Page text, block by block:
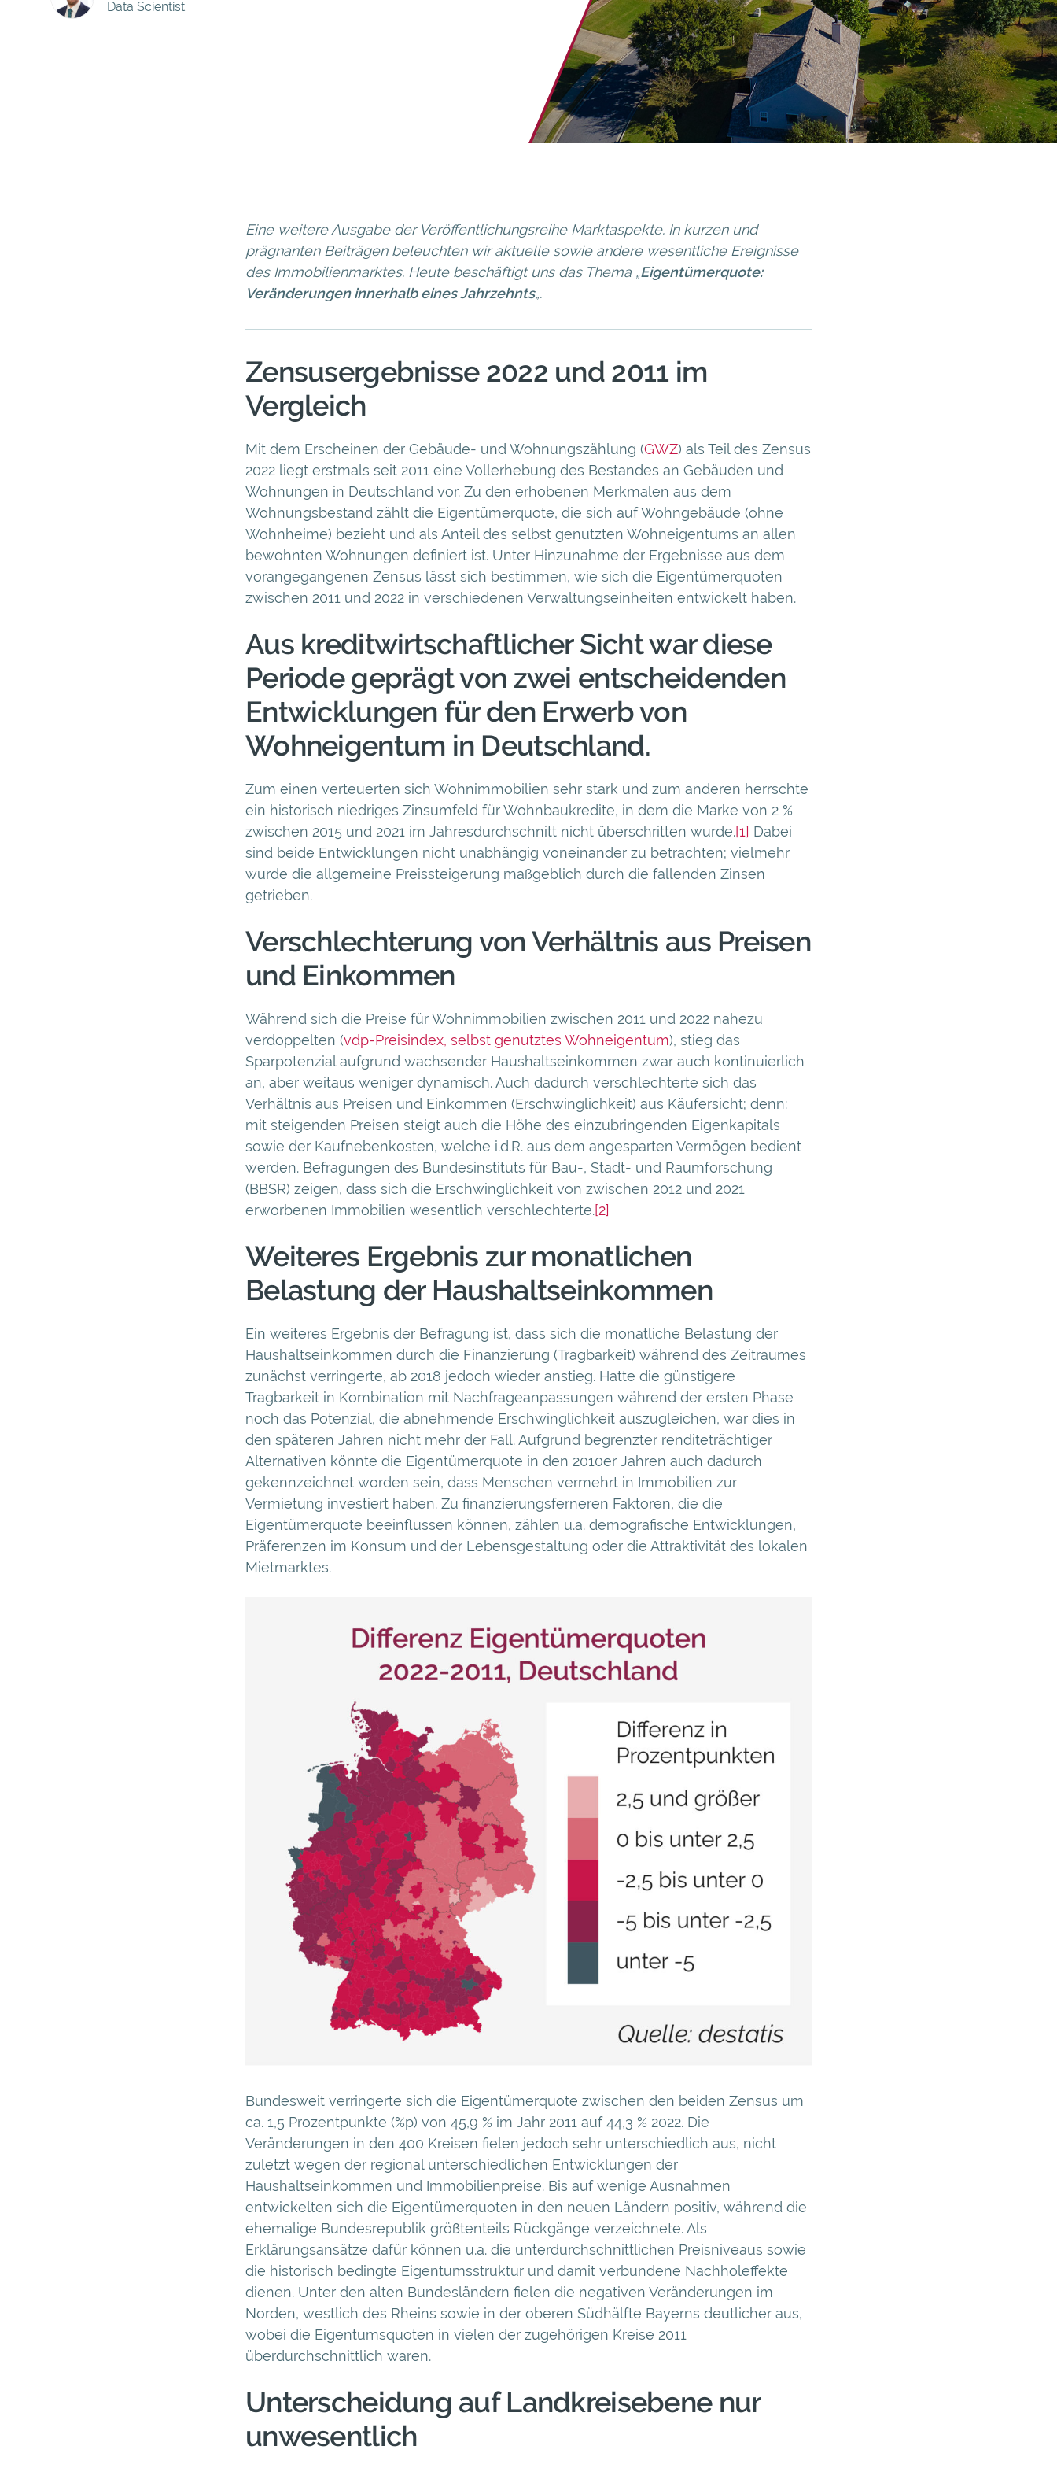
Data Scientist
Eine weitere Ausgabe der Veröffentlichungsreihe Marktaspekte. In kurzen und
prägnanten Beiträgen beleuchten wir aktuelle sowie andere wesentliche Ereignisse
des Immobilienmarktes. Heute beschäftigt uns das Thema „Eigentümerquote:
Veränderungen innerhalb eines Jahrzehnts„.
Zensusergebnisse 2022 und 2011 im
Vergleich
Mit dem Erscheinen der Gebäude- und Wohnungszählung (GWZ) als Teil des Zensus
2022 liegt erstmals seit 2011 eine Vollerhebung des Bestandes an Gebäuden und
Wohnungen in Deutschland vor. Zu den erhobenen Merkmalen aus dem
Wohnungsbestand zählt die Eigentümerquote, die sich auf Wohngebäude (ohne
Wohnheime) bezieht und als Anteil des selbst genutzten Wohneigentums an allen
bewohnten Wohnungen definiert ist. Unter Hinzunahme der Ergebnisse aus dem
vorangegangenen Zensus lässt sich bestimmen, wie sich die Eigentümerquoten
zwischen 2011 und 2022 in verschiedenen Verwaltungseinheiten entwickelt haben.
Aus kreditwirtschaftlicher Sicht war diese
Periode geprägt von zwei entscheidenden
Entwicklungen für den Erwerb von
Wohneigentum in Deutschland.
Zum einen verteuerten sich Wohnimmobilien sehr stark und zum anderen herrschte
ein historisch niedriges Zinsumfeld für Wohnbaukredite, in dem die Marke von 2 %
zwischen 2015 und 2021 im Jahresdurchschnitt nicht überschritten wurde.[1] Dabei
sind beide Entwicklungen nicht unabhängig voneinander zu betrachten; vielmehr
wurde die allgemeine Preissteigerung maßgeblich durch die fallenden Zinsen
getrieben.
Verschlechterung von Verhältnis aus Preisen
und Einkommen
Während sich die Preise für Wohnimmobilien zwischen 2011 und 2022 nahezu
verdoppelten (vdp-Preisindex, selbst genutztes Wohneigentum), stieg das
Sparpotenzial aufgrund wachsender Haushaltseinkommen zwar auch kontinuierlich
an, aber weitaus weniger dynamisch. Auch dadurch verschlechterte sich das
Verhältnis aus Preisen und Einkommen (Erschwinglichkeit) aus Käufersicht; denn:
mit steigenden Preisen steigt auch die Höhe des einzubringenden Eigenkapitals
sowie der Kaufnebenkosten, welche i.d.R. aus dem angesparten Vermögen bedient
werden. Befragungen des Bundesinstituts für Bau-, Stadt- und Raumforschung
(BBSR) zeigen, dass sich die Erschwinglichkeit von zwischen 2012 und 2021
erworbenen Immobilien wesentlich verschlechterte.[2]
Weiteres Ergebnis zur monatlichen
Belastung der Haushaltseinkommen
Ein weiteres Ergebnis der Befragung ist, dass sich die monatliche Belastung der
Haushaltseinkommen durch die Finanzierung (Tragbarkeit) während des Zeitraumes
zunächst verringerte, ab 2018 jedoch wieder anstieg. Hatte die günstigere
Tragbarkeit in Kombination mit Nachfrageanpassungen während der ersten Phase
noch das Potenzial, die abnehmende Erschwinglichkeit auszugleichen, war dies in
den späteren Jahren nicht mehr der Fall. Aufgrund begrenzter renditeträchtiger
Alternativen könnte die Eigentümerquote in den 2010er Jahren auch dadurch
gekennzeichnet worden sein, dass Menschen vermehrt in Immobilien zur
Vermietung investiert haben. Zu finanzierungsferneren Faktoren, die die
Eigentümerquote beeinflussen können, zählen u.a. demografische Entwicklungen,
Präferenzen im Konsum und der Lebensgestaltung oder die Attraktivität des lokalen
Mietmarktes.
Bundesweit verringerte sich die Eigentümerquote zwischen den beiden Zensus um
ca. 1,5 Prozentpunkte (%p) von 45,9 % im Jahr 2011 auf 44,3 % 2022. Die
Veränderungen in den 400 Kreisen fielen jedoch sehr unterschiedlich aus, nicht
zuletzt wegen der regional unterschiedlichen Entwicklungen der
Haushaltseinkommen und Immobilienpreise. Bis auf wenige Ausnahmen
entwickelten sich die Eigentümerquoten in den neuen Ländern positiv, während die
ehemalige Bundesrepublik größtenteils Rückgänge verzeichnete. Als
Erklärungsansätze dafür können u.a. die unterdurchschnittlichen Preisniveaus sowie
die historisch bedingte Eigentumsstruktur und damit verbundene Nachholeffekte
dienen. Unter den alten Bundesländern fielen die negativen Veränderungen im
Norden, westlich des Rheins sowie in der oberen Südhälfte Bayerns deutlicher aus,
wobei die Eigentumsquoten in vielen der zugehörigen Kreise 2011
überdurchschnittlich waren.
Unterscheidung auf Landkreisebene nur
unwesentlich